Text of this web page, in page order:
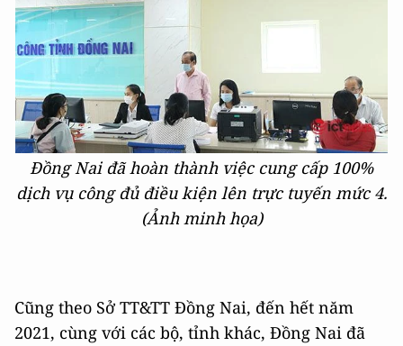
Đồng Nai đã hoàn thành việc cung cấp 100%
dịch vụ công đủ điều kiện lên trực tuyến mức 4.
(Ảnh minh họa)
Cũng theo Sở TT&TT Đồng Nai, đến hết năm
2021, cùng với các bộ, tỉnh khác, Đồng Nai đã